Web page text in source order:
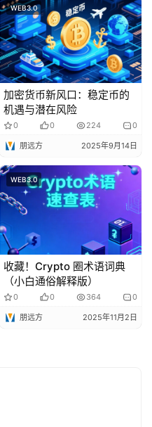
WEB3.0
加密货币新风口：稳定币的
机遇与潜在风险
0 0 224 0
朋远方 2025年9月14日
WEB3.0
收藏！Crypto 圈术语词典
（小白通俗解释版）
0 0 364 0
朋远方 2025年11月2日